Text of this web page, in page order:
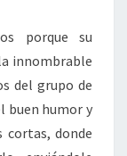
porque su
innombrable
del grupo de
buen humor y
donde